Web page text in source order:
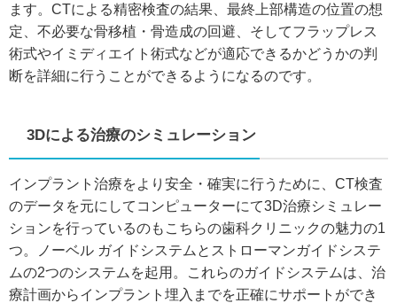
ます。CTによる精密検査の結果、最終上部構造の位置の想
定、不必要な骨移植・骨造成の回避、そしてフラップレス
術式やイミディエイト術式などが適応できるかどうかの判
断を詳細に行うことができるようになるのです。
3Dによる治療のシミュレーション
インプラント治療をより安全・確実に行うために、CT検査
のデータを元にしてコンピューターにて3D治療シミュレー
ションを行っているのもこちらの歯科クリニックの魅力の1
つ。ノーベル ガイドシステムとストローマンガイドシステ
ムの2つのシステムを起用。これらのガイドシステムは、治
療計画からインプラント埋入までを正確にサポートができ